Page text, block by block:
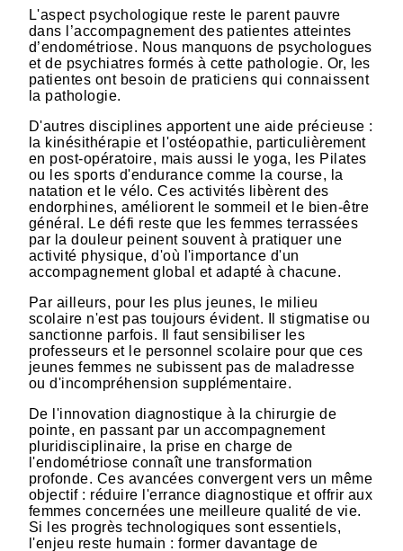
L'aspect psychologique reste le parent pauvre
dans l’accompagnement des patientes atteintes
d’endométriose. Nous manquons de psychologues
et de psychiatres formés à cette pathologie. Or, les
patientes ont besoin de praticiens qui connaissent
la pathologie.
D'autres disciplines apportent une aide précieuse :
la kinésithérapie et l'ostéopathie, particulièrement
en post-opératoire, mais aussi le yoga, les Pilates
ou les sports d'endurance comme la course, la
natation et le vélo. Ces activités libèrent des
endorphines, améliorent le sommeil et le bien-être
général. Le défi reste que les femmes terrassées
par la douleur peinent souvent à pratiquer une
activité physique, d'où l'importance d'un
accompagnement global et adapté à chacune.
Par ailleurs, pour les plus jeunes, le milieu
scolaire n'est pas toujours évident. Il stigmatise ou
sanctionne parfois. Il faut sensibiliser les
professeurs et le personnel scolaire pour que ces
jeunes femmes ne subissent pas de maladresse
ou d'incompréhension supplémentaire.
De l'innovation diagnostique à la chirurgie de
pointe, en passant par un accompagnement
pluridisciplinaire, la prise en charge de
l'endométriose connaît une transformation
profonde. Ces avancées convergent vers un même
objectif : réduire l'errance diagnostique et offrir aux
femmes concernées une meilleure qualité de vie.
Si les progrès technologiques sont essentiels,
l'enjeu reste humain : former davantage de